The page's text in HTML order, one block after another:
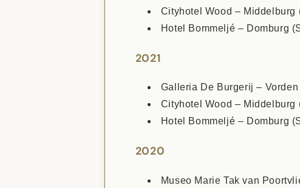
Cityhotel Wood – Middelburg
Hotel Bommeljé – Domburg
2021
Galleria De Burgerij – Vorden
Cityhotel Wood – Middelburg
Hotel Bommeljé – Domburg
2020
Museo Marie Tak van